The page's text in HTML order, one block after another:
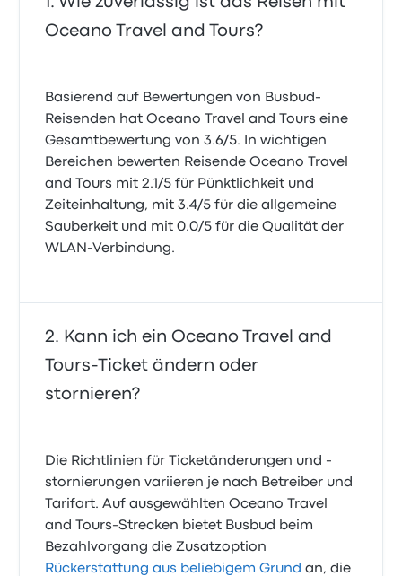
Oceano Travel and Tours?
Basierend auf Bewertungen von Busbud-
Reisenden hat Oceano Travel and Tours eine
Gesamtbewertung von 3.6/5. In wichtigen
Bereichen bewerten Reisende Oceano Travel
and Tours mit 2.1/5 für Pünktlichkeit und
Zeiteinhaltung, mit 3.4/5 für die allgemeine
Sauberkeit und mit 0.0/5 für die Qualität der
WLAN-Verbindung.
Kann ich ein Oceano Travel and
Tours-Ticket ändern oder
stornieren?
Die Richtlinien für Ticketänderungen und -
stornierungen variieren je nach Betreiber und
Tarifart. Auf ausgewählten Oceano Travel
and Tours-Strecken bietet Busbud beim
Bezahlvorgang die Zusatzoption
Rückerstattung aus beliebigem Grund an, die